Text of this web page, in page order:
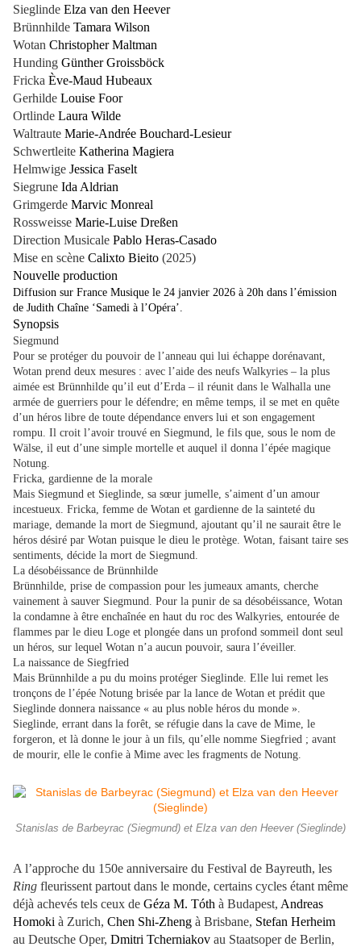
Sieglinde Elza van den Heever
Brünnhilde Tamara Wilson
Wotan Christopher Maltman
Hunding Günther Groissböck
Fricka Ève-Maud Hubeaux
Gerhilde Louise Foor
Ortlinde Laura Wilde
Waltraute Marie-Andrée Bouchard-Lesieur
Schwertleite Katherina Magiera
Helmwige Jessica Faselt
Siegrune Ida Aldrian
Grimgerde Marvic Monreal
Rossweisse Marie-Luise Dreßen
Direction Musicale Pablo Heras-Casado
Mise en scène Calixto Bieito (2025)
Nouvelle production
Diffusion sur France Musique le 24 janvier 2026 à 20h dans l’émission
de Judith Chaîne ‘Samedi à l’Opéra’.
Synopsis
Siegmund
Pour se protéger du pouvoir de l’anneau qui lui échappe dorénavant,
Wotan prend deux mesures : avec l’aide des neufs Walkyries – la plus
aimée est Brünnhilde qu’il eut d’Erda – il réunit dans le Walhalla une
armée de guerriers pour le défendre; en même temps, il se met en quête
d’un héros libre de toute dépendance envers lui et son engagement
rompu. Il croit l’avoir trouvé en Siegmund, le fils que, sous le nom de
Wälse, il eut d’une simple mortelle et auquel il donna l’épée magique
Notung.
Fricka, gardienne de la morale
Mais Siegmund et Sieglinde, sa sœur jumelle, s’aiment d’un amour
incestueux. Fricka, femme de Wotan et gardienne de la sainteté du
mariage, demande la mort de Siegmund, ajoutant qu’il ne saurait être le
héros désiré par Wotan puisque le dieu le protège. Wotan, faisant taire ses
sentiments, décide la mort de Siegmund.
La désobéissance de Brünnhilde
Brünnhilde, prise de compassion pour les jumeaux amants, cherche
vainement à sauver Siegmund. Pour la punir de sa désobéissance, Wotan
la condamne à être enchaînée en haut du roc des Walkyries, entourée de
flammes par le dieu Loge et plongée dans un profond sommeil dont seul
un héros, sur lequel Wotan n’a aucun pouvoir, saura l’éveiller.
La naissance de Siegfried
Mais Brünnhilde a pu du moins protéger Sieglinde. Elle lui remet les
tronçons de l’épée Notung brisée par la lance de Wotan et prédit que
Sieglinde donnera naissance « au plus noble héros du monde ».
Sieglinde, errant dans la forêt, se réfugie dans la cave de Mime, le
forgeron, et là donne le jour à un fils, qu’elle nomme Siegfried ; avant
de mourir, elle le confie à Mime avec les fragments de Notung.
Stanislas de Barbeyrac (Siegmund) et Elza van den Heever (Sieglinde)
A l’approche du 150e anniversaire du Festival de Bayreuth, les
Ring fleurissent partout dans le monde, certains cycles étant même
déjà achevés tels ceux de Géza M. Tóth à Budapest, Andreas
Homoki à Zurich, Chen Shi-Zheng à Brisbane, Stefan Herheim
au Deutsche Oper, Dmitri Tcherniakov au Staatsoper de Berlin,